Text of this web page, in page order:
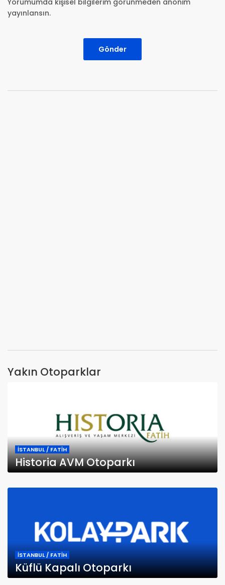
Yorumumda kişisel bilgilerim görünmeden anonim
yayınlansın.
Gönder
Yakın Otoparklar
İSTANBUL / FATİH
Historia AVM Otoparkı
İSTANBUL / FATİH
Küflü Kapalı Otoparkı